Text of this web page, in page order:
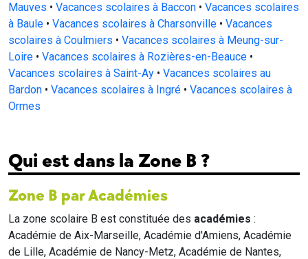
Mauves • Vacances scolaires à Baccon • Vacances scolaires
à Baule • Vacances scolaires à Charsonville • Vacances
scolaires à Coulmiers • Vacances scolaires à Meung-sur-
Loire • Vacances scolaires à Rozières-en-Beauce •
Vacances scolaires à Saint-Ay • Vacances scolaires au
Bardon • Vacances scolaires à Ingré • Vacances scolaires à
Ormes
Qui est dans la Zone B ?
Zone B par Académies
La zone scolaire B est constituée des académies :
Académie de Aix-Marseille, Académie d'Amiens, Académie
de Lille, Académie de Nancy-Metz, Académie de Nantes,